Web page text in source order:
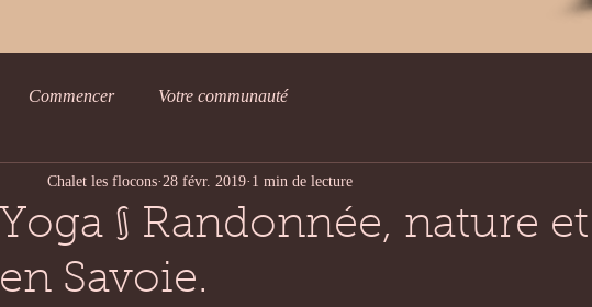
Commencer Votre communauté
Yoga § Randonnée, nature
en Savoie.
Chalet les flocons 28 févr. 2019 1 min de lecture